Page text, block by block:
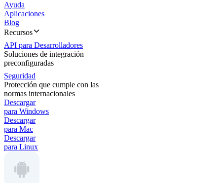
Ayuda
Aplicaciones
Blog
Recursos
API para Desarrolladores
Soluciones de integración
preconfiguradas
Seguridad
Protección que cumple con las
normas internacionales
Descargar
para Windows
Descargar
para Mac
Descargar
para Linux